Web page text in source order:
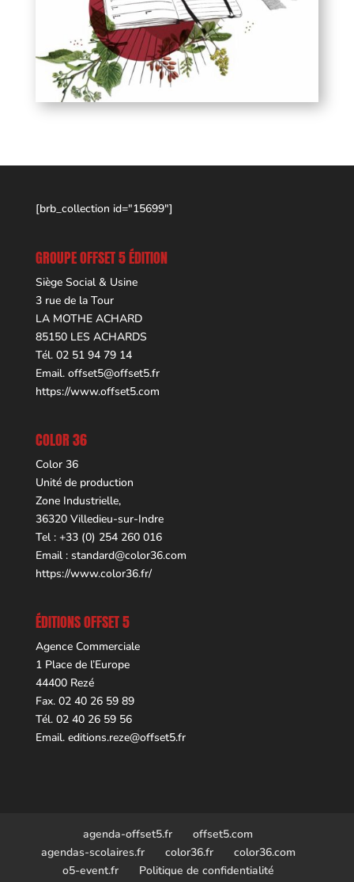
[brb_collection id="15699"]
GROUPE OFFSET 5 ÉDITION
Siège Social & Usine
3 rue de la Tour
LA MOTHE ACHARD
85150 LES ACHARDS
Tél. 02 51 94 79 14
Email. offset5@offset5.fr
https://www.offset5.com
COLOR 36
Color 36
Unité de production
Zone Industrielle,
36320 Villedieu-sur-Indre
Tel : +33 (0) 254 260 016
Email : standard@color36.com
https://www.color36.fr/
ÉDITIONS OFFSET 5
Agence Commerciale
1 Place de l’Europe
44400 Rezé
Fax. 02 40 26 59 89
Tél. 02 40 26 59 56
Email. editions.reze@offset5.fr
agenda-offset5.fr
offset5.com
agendas-scolaires.fr
color36.fr
color36.com
o5-event.fr
Politique de confidentialité